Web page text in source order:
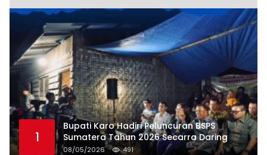
1
Bupati Karo Hadiri Peluncuran BSPS
Sumatera Tahun 2026 Secarra Daring
08/05/2026 491